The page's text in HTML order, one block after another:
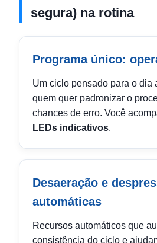
segura) na rotina
Programa único:
Um ciclo pensado para o dia
quem quer padronizar o
chances de erro. Você
LEDs indicativos.
Desaeração e
automáticas
Recursos automáticos que
consistência do ciclo e